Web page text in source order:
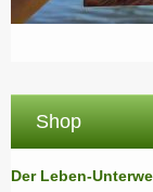
Shop
Der Leben-